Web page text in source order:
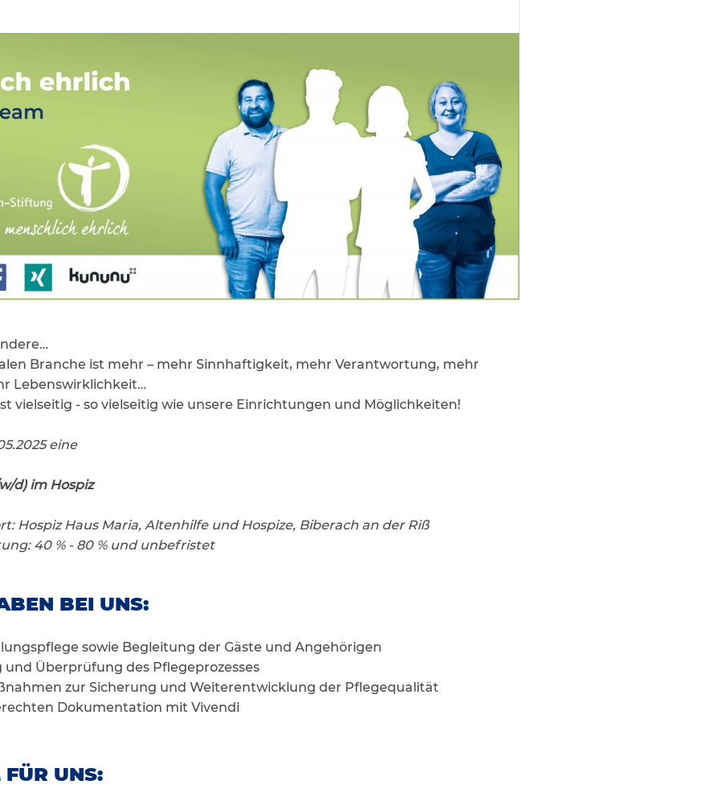
Branche ist mehr – mehr Sinnhaftigkeit, mehr Verantwortung, mehr
Lebenswirklichkeit…
vielseitig - so vielseitig wie unsere Einrichtungen und Möglichkeiten!
eine
d) im Hospiz
Hospiz Haus Maria, Altenhilfe und Hospize, Biberach an der Riß
40 % - 80 % und unbefristet
BEI UNS:
sowie Begleitung der Gäste und Angehörigen
und Überprüfung des Pflegeprozesses
zur Sicherung und Weiterentwicklung der Pflegequalität
Dokumentation mit Vivendi
UNS: